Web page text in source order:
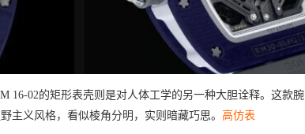
16-02的矩形表壳则是对人体工学的另一种大胆诠释。这款腕
主义风格，看似棱角分明，实则暗藏巧思。 高仿表